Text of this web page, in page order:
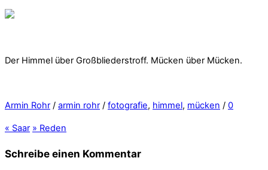
Der Himmel über Großbliederstroff. Mücken über Mücken.
Armin Rohr / armin rohr / fotografie, himmel, mücken / 0
« Saar » Reden
Schreibe einen Kommentar